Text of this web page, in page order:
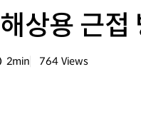
상용 근
2min 764 Views